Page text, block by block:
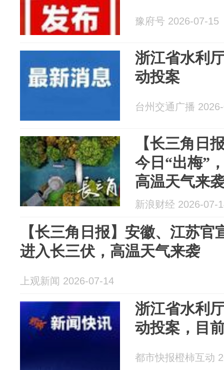
豫府号 2026-07-15
浙江省水利
动投案
台州交通广播
【长三角日
今日“出梅”
高温天气来
新浪财经 2026-07-
【长三角日报】安徽、江苏官
进入长三伏，高温天气来袭
上观新闻 2026-07-14
浙江省水利
动投案，目
都市快报橙柿互动